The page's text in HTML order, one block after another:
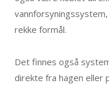
rekke formål.
Det finnes også
direkte fra hagen eller